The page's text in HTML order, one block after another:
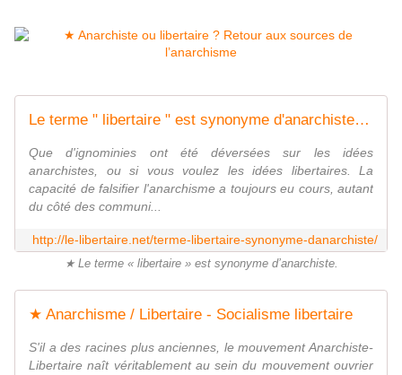
Le terme " libertaire " est synonyme d'anarchiste - Espace Internet du groupe Libertaire Jules Durand et du journal " Le Libertaire "
Que d'ignominies ont été déversées sur les idées
anarchistes, ou si vous voulez les idées libertaires. La
capacité de falsifier l'anarchisme a toujours eu cours, autant
du côté des communi...
http://le-libertaire.net/terme-libertaire-synonyme-danarchiste/
★ Le terme « libertaire » est synonyme d’anarchiste.
★ Anarchisme / Libertaire - Socialisme libertaire
S'il a des racines plus anciennes, le mouvement Anarchiste-
Libertaire naît véritablement au sein du mouvement ouvrier